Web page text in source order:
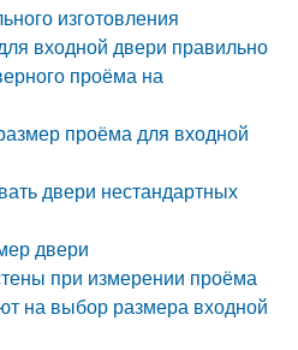
изготовления
входной двери правильно
проёма на
проёма для входной
двери нестандартных
двери
при измерении проёма
на выбор размера входной